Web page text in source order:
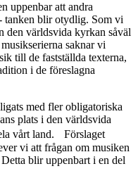
uppenbar att andra
tanken blir otydlig. Som vi
den världsvida kyrkan såväl
saknar vi
till de fastställda texterna,
i de föreslagna
med fler obligatoriska
plats i den världsvida
vårt land. Förslaget
vi att frågan om musiken
blir uppenbart i en del